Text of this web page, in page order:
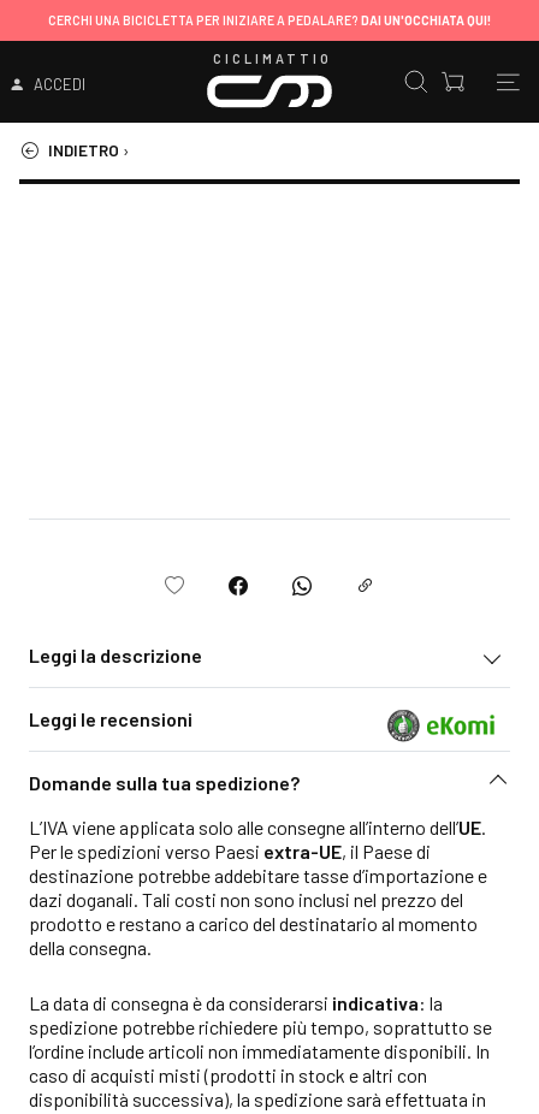
CERCHI UNA BICICLETTA PER INIZIARE A PEDALARE? DAI UN'OCCHIATA QUI!
ACCEDI
CICLIMATTIO
INDIETRO ›
Leggi la descrizione
Leggi le recensioni
Domande sulla tua spedizione?
L’IVA viene applicata solo alle consegne all’interno dell’UE
Per le spedizioni verso Paesi extra-UE, il Paese di
destinazione potrebbe addebitare tasse d’importazione e
dazi doganali. Tali costi non sono inclusi nel prezzo del
prodotto e restano a carico del destinatario al momento
della consegna.
La data di consegna è da considerarsi indicativa: la
spedizione potrebbe richiedere più tempo, soprattutto se
l’ordine include articoli non immediatamente disponibili. In
caso di acquisti misti (prodotti in stock e altri con
disponibilità successiva), la spedizione sarà effettuata in